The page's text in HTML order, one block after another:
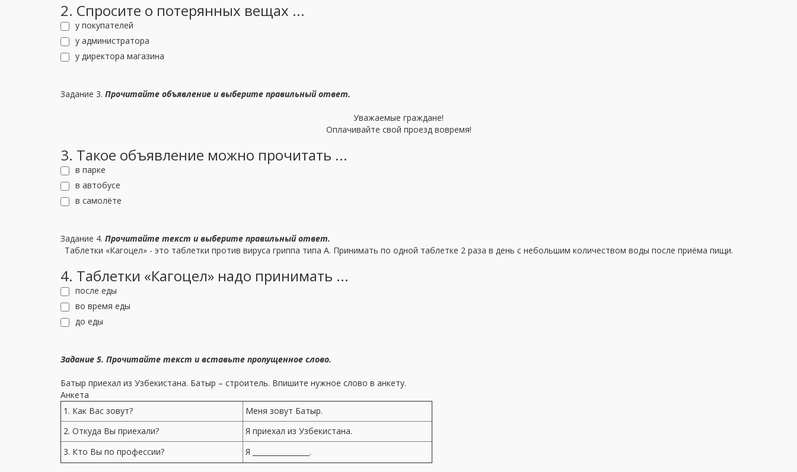
2. Спросите о потерянных вещах ...
у покупателей
у администратора
у директора магазина
Задание 3. Прочитайте объявление и выберите правильный ответ.
Уважаемые граждане!
Оплачивайте свой проезд вовремя!
3. Такое объявление можно прочитать ...
в парке
в автобусе
в самолёте
Задание 4. Прочитайте текст и выберите правильный ответ.
Таблетки «Кагоцел» - это таблетки против вируса гриппа типа А. Принимать по одной таблетке 2 раза в день с небольшим количеством воды после приёма пищи.
4. Таблетки «Кагоцел» надо принимать ...
после еды
во время еды
до еды
Задание 5. Прочитайте текст и вставьте пропущенное слово.
Батыр приехал из Узбекистана. Батыр – строитель. Впишите нужное слово в анкету.
Анкета
1. Как Вас зовут?
Меня зовут Батыр.
2. Откуда Вы приехали?
Я приехал из Узбекистана.
3. Кто Вы по профессии?
Я ________________.